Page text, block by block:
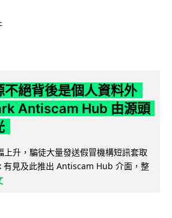
不絕背後是個人資料外
Antiscam Hub 由源頭
上升，騙徒大量發送假冒機構短訊套取
見及此推出 Antiscam Hub 介面，整